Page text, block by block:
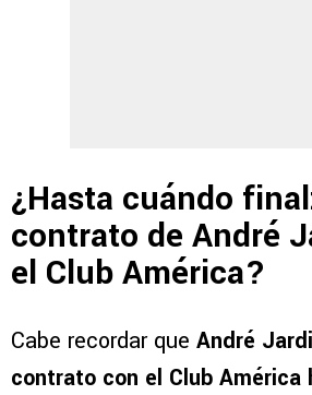
¿Hasta cuándo
contrato de André
el Club América?
Cabe recordar que André
contrato con el Club América